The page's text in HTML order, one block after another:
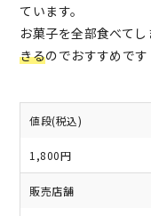
ています。
お菓子を全部食べてし
きるのでおすすめです
値段(税込)
1,800円
販売店舗